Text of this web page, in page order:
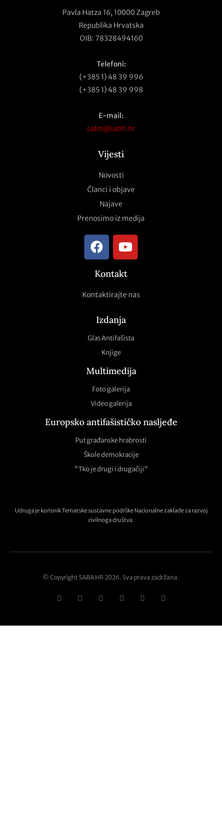
Pavla Hatza 16, 10000 Zagreb
Republika Hrvatska
OIB: 78328494160
Telefoni:
(+385 1) 48 39 996
(+385 1) 48 39 998
E-mail:
sabh@sabh.hr
Vijesti
Novosti
Članci i objave
Najave
Prenosimo iz medija
Kontakt
Kontaktirajte nas
Izdanja
Glas Antifašista
Knjige
Multimedija
Foto galerija
Video galerija
Europsko antifašističko nasljeđe
Put građanske hrabrosti
Škole demokracije
"Tko je drugi i drugačiji"
Udruga je korisnik Tematske sustavne podrške Nacionalne zaklade za razvoj
civilnoga društva.
© Copyright SABA HR 2026. Sva prava zadržana.